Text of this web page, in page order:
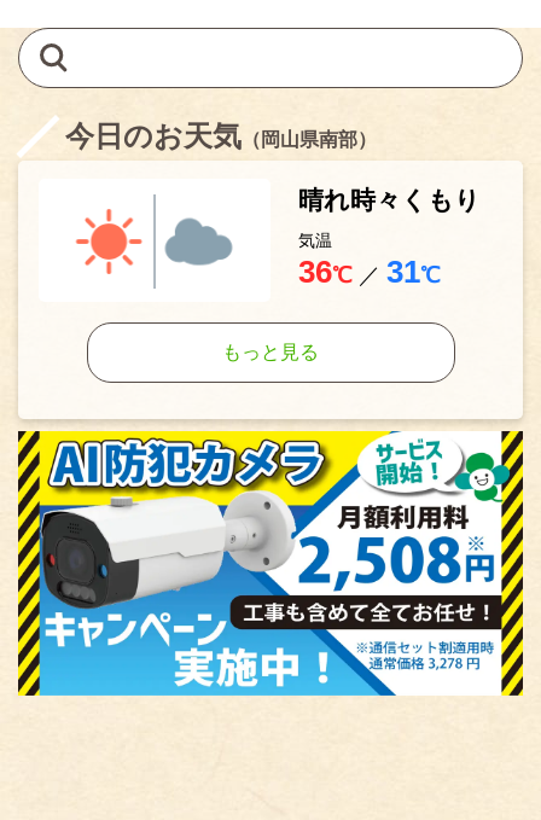
今日のお天気 （岡山県南部）
晴れ時々くもり
気温
36℃ ／ 31℃
もっと見る